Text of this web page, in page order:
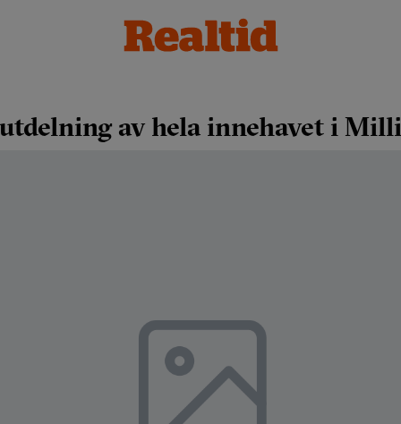
av hela innehavet i